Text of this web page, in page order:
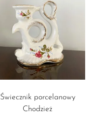
Świecznik porcelanowy
Chodzież